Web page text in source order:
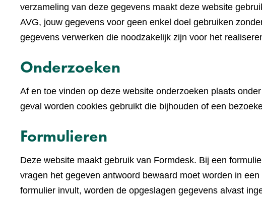
verzameling van deze gegevens maakt deze website
AVG, jouw gegevens voor geen enkel doel gebruiken
gegevens verwerken die noodzakelijk zijn voor het
Onderzoeken
Af en toe vinden op deze website onderzoeken plaats
geval worden cookies gebruikt die bijhouden of een
Formulieren
Deze website maakt gebruik van Formdesk. Bij een
vragen het gegeven antwoord bewaard moet worden in
formulier invult, worden de opgeslagen gegevens alvast